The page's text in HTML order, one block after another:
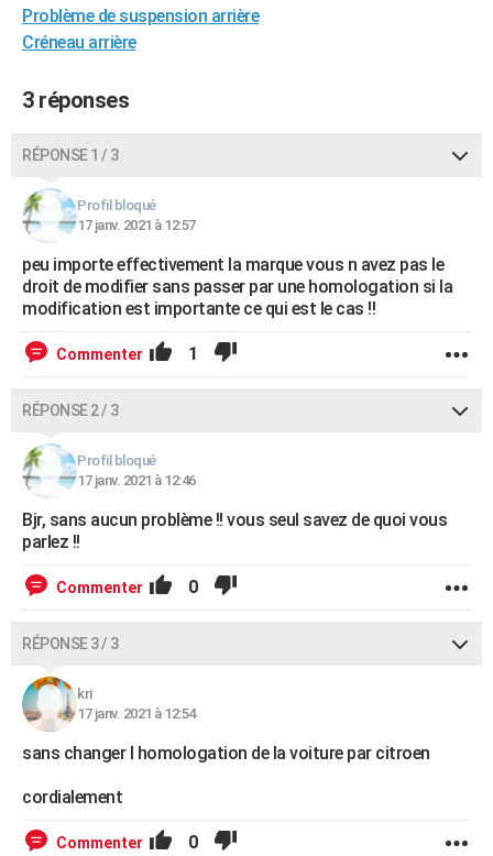
Destinations
City break
Voyage nature
Voyage de noces
Forum
Climat
+PHOTO
BONS PLANS
CARTE DE VOEUX
Carte de Noël
Carte Bonne année
Carte Saint-Valentin
Carte Pâques
Carte d'anniversaire
DICTIONNAIRE
Dictionnaire
Biographies
Citations
Expressions
Proverbes
COPAINS D'AVANT
AVIS DE DÉCÈS
Problème de suspension arrière
Créneau arrière
3 réponses
RÉPONSE 1 / 3
Profil bloqué
17 janv. 2021 à 12:57
peu importe effectivement la marque vous n avez pas le
droit de modifier sans passer par une homologation si la
modification est importante ce qui est le cas !!
Commenter 1
RÉPONSE 2 / 3
Profil bloqué
17 janv. 2021 à 12:46
Bjr, sans aucun problème !! vous seul savez de quoi vous
parlez !!
Commenter 0
RÉPONSE 3 / 3
kri
17 janv. 2021 à 12:54
sans changer l homologation de la voiture par citroen
cordialement
Commenter 0